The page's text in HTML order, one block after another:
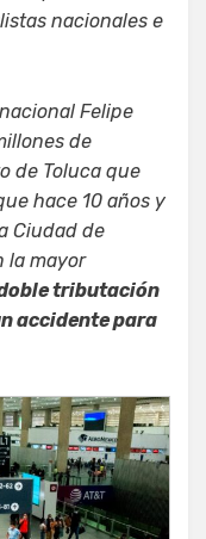
nacionales e
Felipe
de
de Toluca que
hace 10 años y
Ciudad de
la mayor
tributación
accidente para